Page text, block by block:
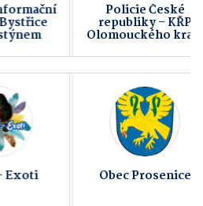
Hanácký paraklub,
z.s.
Fitness AVE